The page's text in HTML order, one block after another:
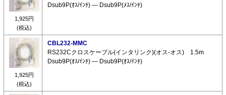
1,925円
(税込)
Dsub9P(ｵｽ/ｲﾝﾁ) ― Dsub9P(ﾒｽ/ｲﾝﾁ)
1,925円
(税込)
CBL232-MMC
RS232Cクロスケーブル(インタリンク)(オス-オス) 1.5m
Dsub9P(ｵｽ/ｲﾝﾁ) ― Dsub9P(ｵｽ/ｲﾝﾁ)